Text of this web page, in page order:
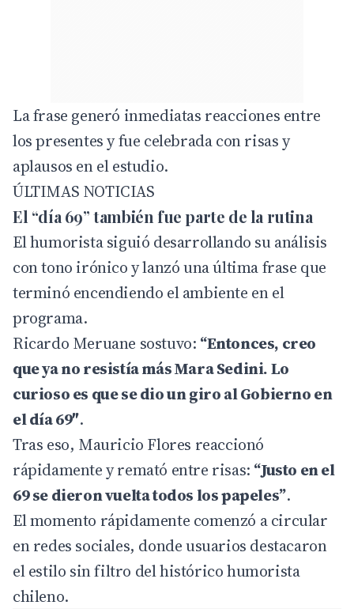
La frase generó inmediatas reacciones entre
los presentes y fue celebrada con risas y
aplausos en el estudio.
ÚLTIMAS NOTICIAS
El “día 69” también fue parte de la rutina
El humorista siguió desarrollando su análisis
con tono irónico y lanzó una última frase que
terminó encendiendo el ambiente en el
programa.
Ricardo Meruane sostuvo: “Entonces, creo
que ya no resistía más Mara Sedini. Lo
curioso es que se dio un giro al Gobierno en
el día 69″.
Tras eso, Mauricio Flores reaccionó
rápidamente y remató entre risas: “Justo en el
69 se dieron vuelta todos los papeles”.
El momento rápidamente comenzó a circular
en redes sociales, donde usuarios destacaron
el estilo sin filtro del histórico humorista
chileno.